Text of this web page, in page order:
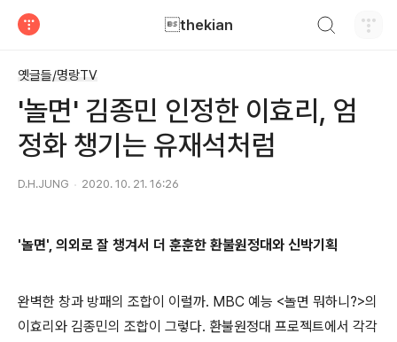
thekian
옛글들/명랑TV
'놀면' 김종민 인정한 이효리, 엄
정화 챙기는 유재석처럼
D.H.JUNG 2020. 10. 21. 16:26
'놀면', 의외로 잘 챙겨서 더 훈훈한 환불원정대와 신박기획
완벽한 창과 방패의 조합이 이럴까. MBC 예능 <놀면 뭐하니?>의
이효리와 김종민의 조합이 그렇다. 환불원정대 프로젝트에서 각각